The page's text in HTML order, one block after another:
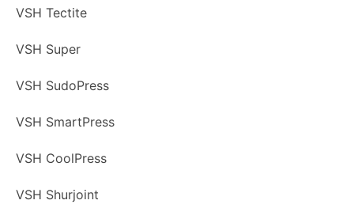
VSH Tectite
VSH Super
VSH SudoPress
VSH SmartPress
VSH CoolPress
VSH Shurjoint